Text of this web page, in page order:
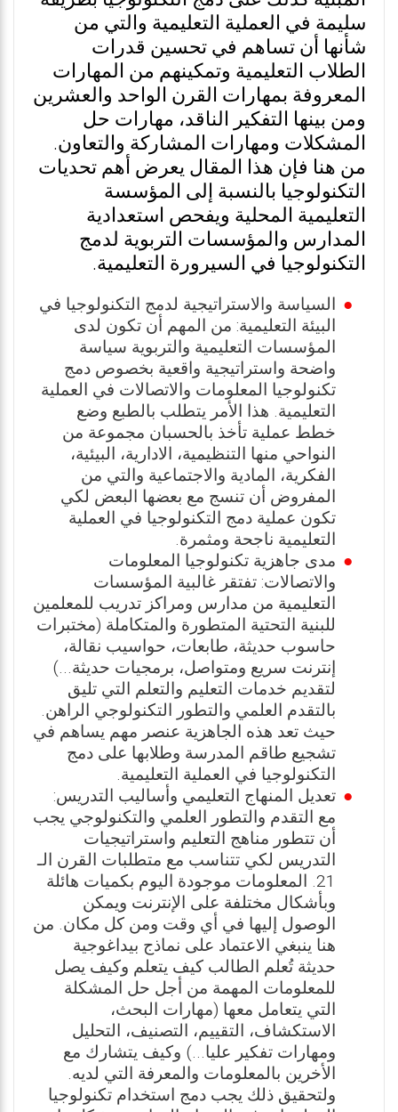
سليمة في العملية التعليمية والتي من
شأنها أن تساهم في تحسين قدرات
الطلاب التعليمية وتمكينهم من المهارات
المعروفة بمهارات القرن الواحد والعشرين
ومن بينها التفكير الناقد، مهارات حل
المشكلات ومهارات المشاركة والتعاون.
من هنا فإن هذا المقال يعرض أهم تحديات
التكنولوجيا بالنسبة إلى المؤسسة
التعليمية المحلية ويفحص استعدادية
المدارس والمؤسسات التربوية لدمج
التكنولوجيا في السيرورة التعليمية.
السياسة والاستراتيجية لدمج التكنولوجيا في
البيئة التعليمية: من المهم أن تكون لدى
المؤسسات التعليمية والتربوية سياسة
واضحة واستراتيجية واقعية بخصوص دمج
تكنولوجيا المعلومات والاتصالات في العملية
التعليمية. هذا الأمر يتطلب بالطبع وضع
خطط عملية تأخذ بالحسبان مجموعة من
النواحي منها التنظيمية، الادارية، البيئية،
الفكرية، المادية والاجتماعية والتي من
المفروض أن تنسج مع بعضها البعض لكي
تكون عملية دمج التكنولوجيا في العملية
التعليمية ناجحة ومثمرة.
مدى جاهزية تكنولوجيا المعلومات
والاتصالات: تفتقر غالبية المؤسسات
التعليمية من مدارس ومراكز تدريب للمعلمين
للبنية التحتية المتطورة والمتكاملة (مختبرات
حاسوب حديثة، طابعات، حواسيب نقالة،
إنترنت سريع ومتواصل، برمجيات حديثة...)
لتقديم خدمات التعليم والتعلم التي تليق
بالتقدم العلمي والتطور التكنولوجي الراهن.
حيث تعد هذه الجاهزية عنصر مهم يساهم في
تشجيع طاقم المدرسة وطلابها على دمج
التكنولوجيا في العملية التعليمية.
تعديل المنهاج التعليمي وأساليب التدريس:
مع التقدم والتطور العلمي والتكنولوجي يجب
أن تتطور مناهج التعليم واستراتيجيات
التدريس لكي تتناسب مع متطلبات القرن الـ
21. المعلومات موجودة اليوم بكميات هائلة
وبأشكال مختلفة على الإنترنت ويمكن
الوصول إليها في أي وقت ومن كل مكان. من
هنا ينبغي الاعتماد على نماذج بيداغوجية
حديثة تُعلم الطالب كيف يتعلم وكيف يصل
للمعلومات المهمة من أجل حل المشكلة
التي يتعامل معها (مهارات البحث،
الاستكشاف، التقييم، التصنيف، التحليل
ومهارات تفكير عليا...) وكيف يتشارك مع
الأخرين بالمعلومات والمعرفة التي لديه.
ولتحقيق ذلك يجب دمج استخدام تكنولوجيا